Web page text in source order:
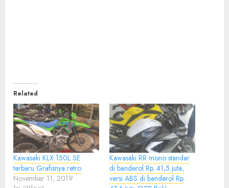
Related
Kawasaki KLX 150L SE
terbaru Grafisnya retro
November 11, 2019
Kawasaki RR mono standar
di banderol Rp. 41,5 juta,
versi ABS di banderol Rp